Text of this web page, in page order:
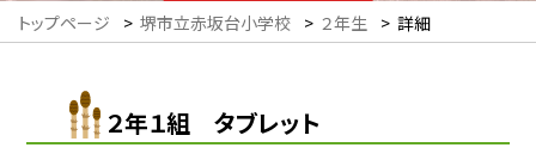
トップページ > 堺市立赤坂台小学校 > ２年生 > 詳細
２年１組 タブレット